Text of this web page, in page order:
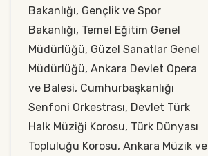
Bakanlığı, Gençlik ve Spor
Bakanlığı, Temel Eğitim Genel
Müdürlüğü, Güzel Sanatlar Genel
Müdürlüğü, Ankara Devlet Opera
ve Balesi, Cumhurbaşkanlığı
Senfoni Orkestrası, Devlet Türk
Halk Müziği Korosu, Türk Dünyası
Topluluğu Korosu, Ankara Müzik ve